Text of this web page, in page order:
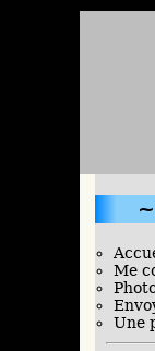
Me
Une